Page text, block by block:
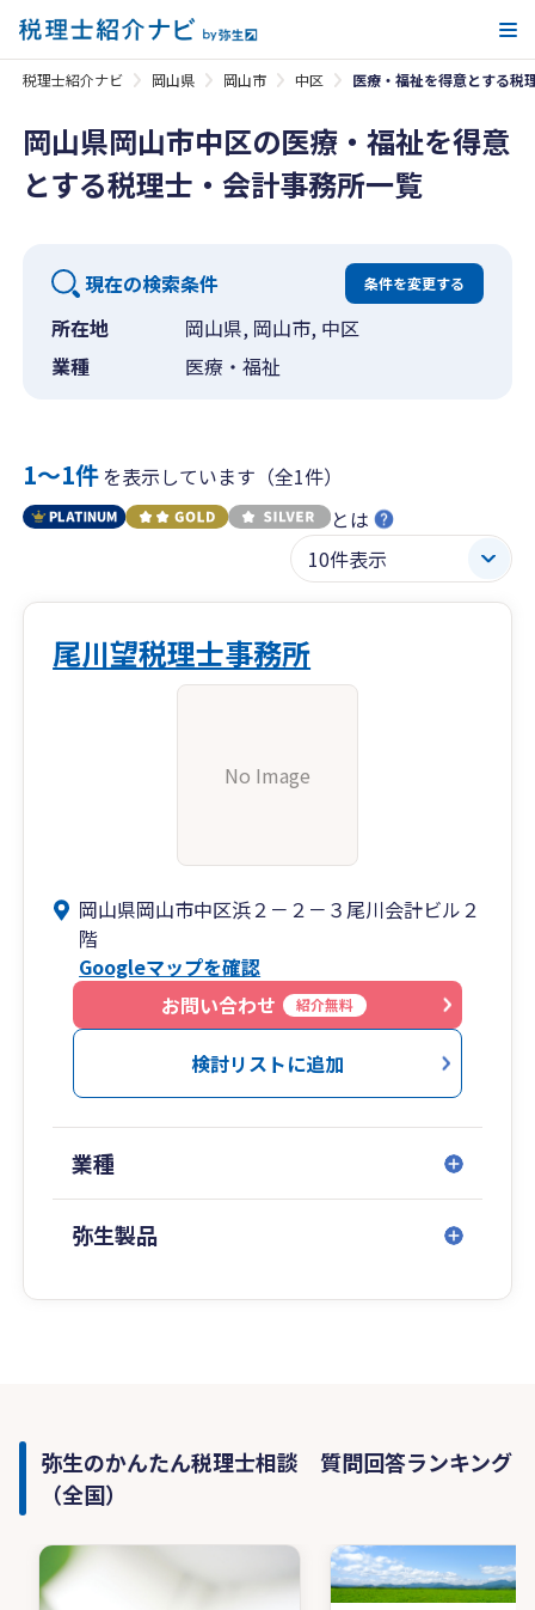
税理士紹介ナビ 岡山県 岡山市 中区 医療・福祉を得意とする税
岡山県岡山市中区の医療・福祉を得意
とする税理士・会計事務所一覧
現在の検索条件 条件を変更する
所在地
岡山県, 岡山市, 中区
業種
医療・福祉
1〜1件を表示しています（全1件）
とは
尾川望税理士事務所
No Image
岡山県岡山市中区浜２－２－３尾川会計ビル２
階
Googleマップを確認
お問い合わせ
紹介無料
検討リストに追加
業種
弥生製品
弥生のかんたん税理士相談 質問回答ランキング
（全国）